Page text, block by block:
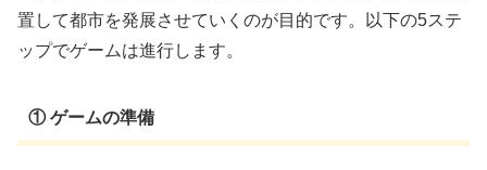
置して都市を発展させていくのが目的です。以下の5ステ
ップでゲームは進行します。
① ゲームの準備